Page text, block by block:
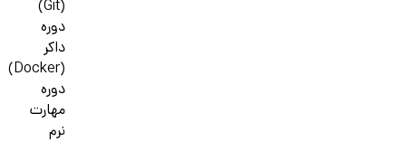
(Git)
دوره
داکر
(Docker)
دوره
مهارت
نرم